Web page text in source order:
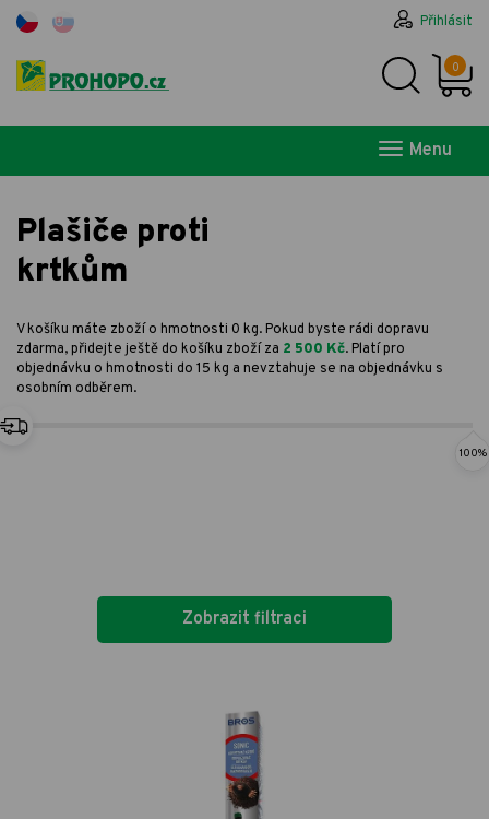
Přihlásit
0
Menu
Plašiče proti
krtkům
V košíku máte zboží o hmotnosti 0 kg. Pokud byste rádi dopravu
zdarma, přidejte ještě do košíku zboží za 2 500 Kč. Platí pro
objednávku o hmotnosti do 15 kg a nevztahuje se na objednávku s
osobním odběrem.
100%
Zobrazit filtraci